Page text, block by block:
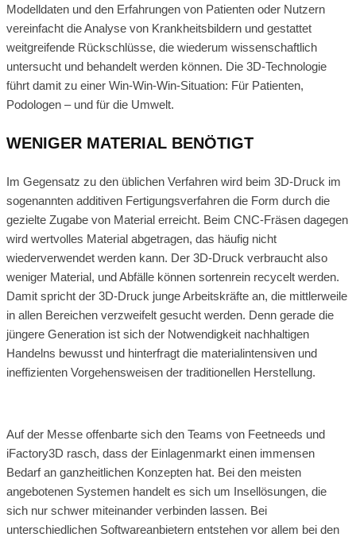
Modelldaten und den Erfahrungen von Patienten oder Nutzern
vereinfacht die Analyse von Krankheitsbildern und gestattet
weitgreifende Rückschlüsse, die wiederum wissenschaftlich
untersucht und behandelt werden können. Die 3D-Technologie
führt damit zu einer Win-Win-Win-Situation: Für Patienten,
Podologen – und für die Umwelt.
WENIGER MATERIAL BENÖTIGT
Im Gegensatz zu den üblichen Verfahren wird beim 3D-Druck im
sogenannten additiven Fertigungsverfahren die Form durch die
gezielte Zugabe von Material erreicht. Beim CNC-Fräsen dagegen
wird wertvolles Material abgetragen, das häufig nicht
wiederverwendet werden kann. Der 3D-Druck verbraucht also
weniger Material, und Abfälle können sortenrein recycelt werden.
Damit spricht der 3D-Druck junge Arbeitskräfte an, die mittlerweile
in allen Bereichen verzweifelt gesucht werden. Denn gerade die
jüngere Generation ist sich der Notwendigkeit nachhaltigen
Handelns bewusst und hinterfragt die materialintensiven und
ineffizienten Vorgehensweisen der traditionellen Herstellung.
Auf der Messe offenbarte sich den Teams von Feetneeds und
iFactory3D rasch, dass der Einlagenmarkt einen immensen
Bedarf an ganzheitlichen Konzepten hat. Bei den meisten
angebotenen Systemen handelt es sich um Insellösungen, die
sich nur schwer miteinander verbinden lassen. Bei
unterschiedlichen Softwareanbietern entstehen vor allem bei den